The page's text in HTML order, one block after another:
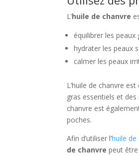
L’huile de chanvre
équilibrer les peaux
hydrater les peaux
calmer les peaux
L’huile de chanvre
gras essentiels et
chanvre est
poches.
Afin d’utiliser l’huile de
de chanvrepeut